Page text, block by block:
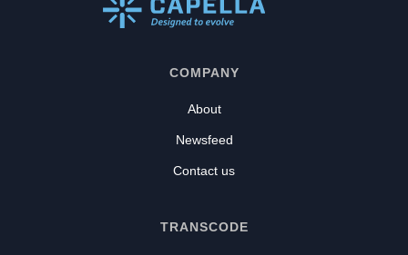
COMPANY
About
Newsfeed
Contact us
TRANSCODE